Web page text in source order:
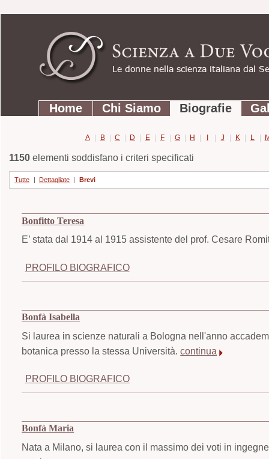
contenuti.
Strumenti
personali
SezioniHome Chi Siamo Biografie
A | B | C | D | E | F | G | H | I | J | K | L |
1150elementi soddisfano i criteri specificati
Tutte | Dettagliate | Brevi
Bonfitto Teresa
E’ stata dal 1914 al 1915 assistente del prof. Cesare
PROFILO BIOGRAFICO
Bonfà Isabella
Si laurea in scienze naturali a Bologna nell'anno
botanica presso la stessa Università.continua
PROFILO BIOGRAFICO
Bonfà Maria
Nata a Milano, si laurea con il massimo dei voti in